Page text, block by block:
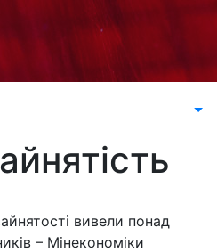
вивели понад
– Мінекономіки